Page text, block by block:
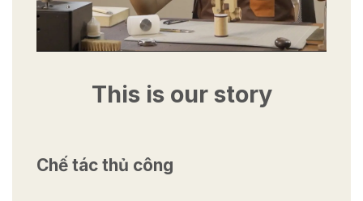
This is our story
Chế tác thủ công